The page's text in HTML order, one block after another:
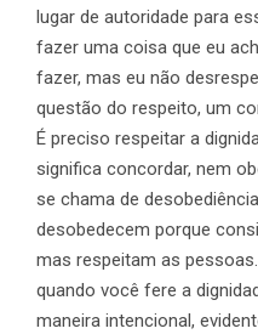
lugar de autoridade para
fazer uma coisa que eu
fazer, mas eu não
questão do respeito, um
É preciso respeitar a
significa concordar, nem
se chama de
desobedecem porque
mas respeitam as
quando você fere a
maneira intencional,